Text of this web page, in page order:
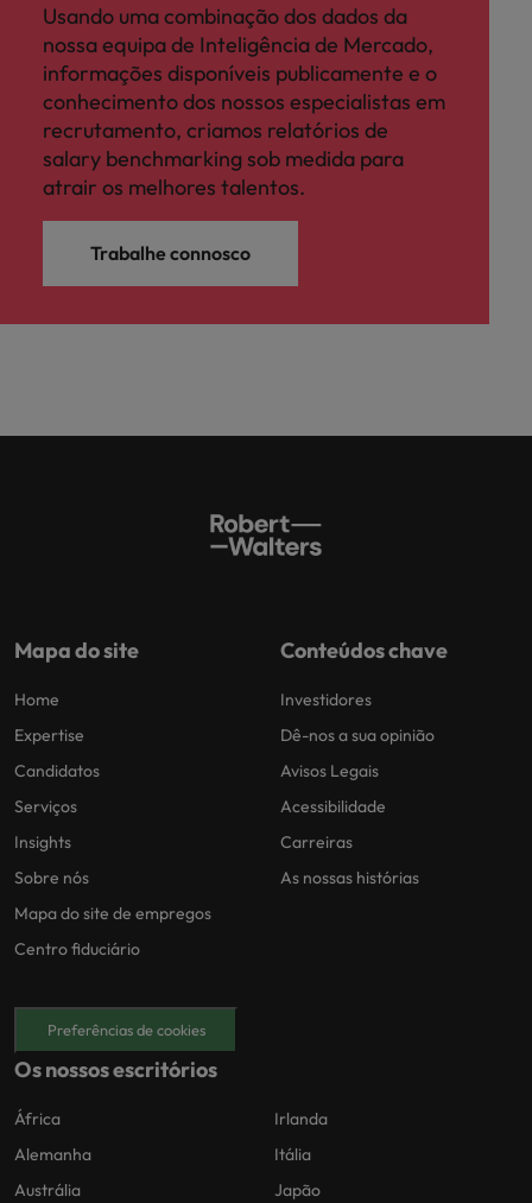
Usando uma combinação dos dados da
nossa equipa de Inteligência de Mercado,
informações disponíveis publicamente e o
conhecimento dos nossos especialistas em
recrutamento, criamos relatórios de
salary benchmarking sob medida para
atrair os melhores talentos.
Trabalhe connosco
Mapa do site
Home
Expertise
Candidatos
Serviços
Insights
Sobre nós
Mapa do site de empregos
Centro fiduciário
Conteúdos chave
Investidores
Dê-nos a sua opinião
Avisos Legais
Acessibilidade
Carreiras
As nossas histórias
Preferências de cookies
Os nossos escritórios
África
Alemanha
Austrália
Irlanda
Itália
Japão